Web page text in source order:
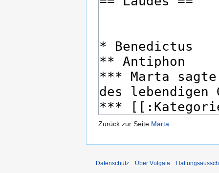
Zurück zur Seite Marta
Datenschutz Über Vulgata